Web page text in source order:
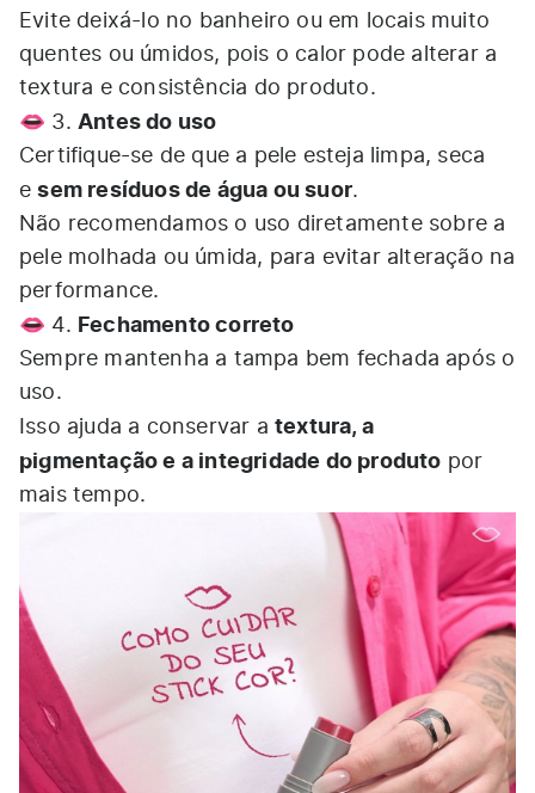
Evite deixá-lo no banheiro ou em locais muito
quentes ou úmidos, pois o calor pode alterar a
textura e consistência do produto.
👄 3.Antes do uso
Certifique-se de que a pele esteja limpa, seca
esem resíduos de água ou suor.
Não recomendamos o uso diretamente sobre a
pele molhada ou úmida, para evitar alteração na
performance.
👄 4. Fechamento correto
Sempre mantenha a tampa bem fechada após o
uso.
Isso ajuda a conservar a textura, a
pigmentação e a integridade do produto por
mais tempo.